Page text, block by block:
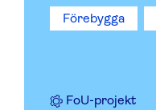
Förebygga
FoU-projekt